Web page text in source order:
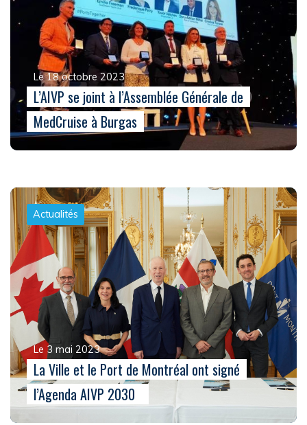
Le 18 octobre 2023
L’AIVP se joint à l’Assemblée Générale de
MedCruise à Burgas
Actualités
Le 3 mai 2023
La Ville et le Port de Montréal ont signé
l’Agenda AIVP 2030